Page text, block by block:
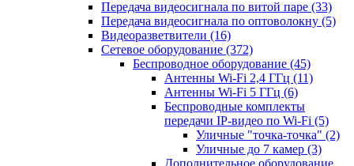
Передача видеосигнала по витой паре (33)
Передача видеосигнала по оптоволокну (5)
Видеоразветвители (16)
Сетевое оборудование (372)
Беспроводное оборудование (45)
Антенны Wi-Fi 2,4 ГГц (11)
Антенны Wi-Fi 5 ГГц (6)
Беспроводные комплекты
передачи IP-видео по Wi-Fi (5)
Уличные "точка-точка" (2)
Уличные до 7 камер (3)
Дополнительное оборудование